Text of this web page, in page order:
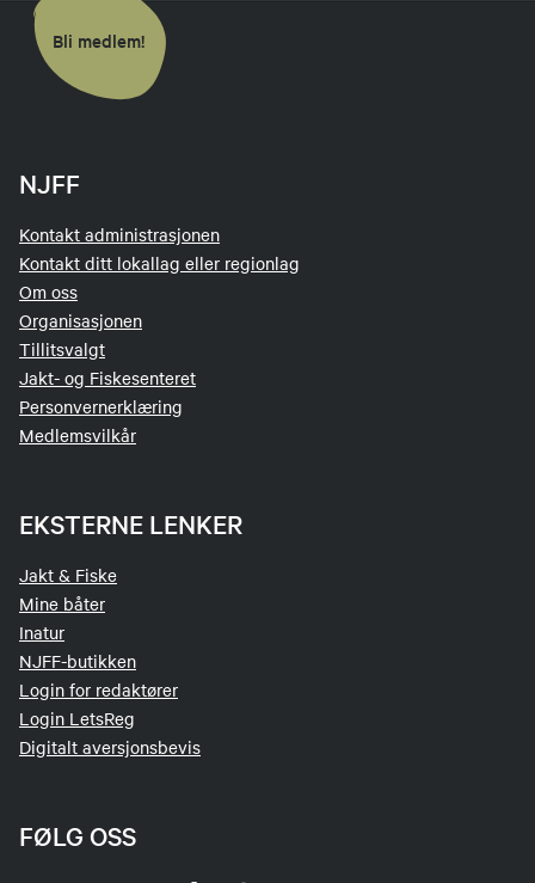
Bli medlem!
NJFF
Kontakt administrasjonen
Kontakt ditt lokallag eller regionlag
Om oss
Organisasjonen
Tillitsvalgt
Jakt- og Fiskesenteret
Personvernerklæring
Medlemsvilkår
EKSTERNE LENKER
Jakt & Fiske
Mine båter
Inatur
NJFF-butikken
Login for redaktører
Login LetsReg
Digitalt aversjonsbevis
FØLG OSS